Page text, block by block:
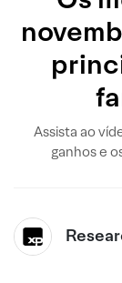
Assista ao
ganhos e